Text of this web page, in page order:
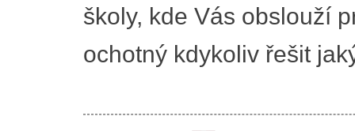
školy, kde Vás obslouží
ochotný kdykoliv řešit